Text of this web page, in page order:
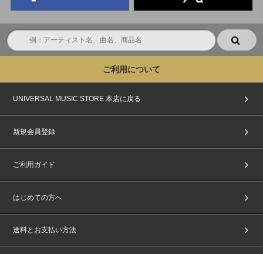
ご利用について
UNIVERSAL MUSIC STORE 本店に戻る
新規会員登録
ご利用ガイド
はじめての方へ
送料とお支払い方法